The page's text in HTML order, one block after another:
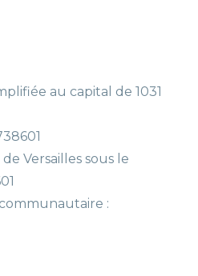
au capital de 1031
Versailles sous le
: